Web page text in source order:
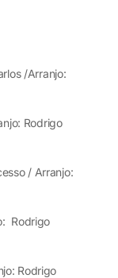
/Arranjo:
Rodrigo
/ Arranjo:
Rodrigo
Rodrigo